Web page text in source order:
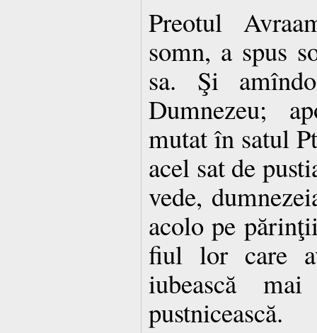
Preotul
somn, a spus
sa. Şi
Dumnezeu;
mutat în satul
acel sat de
vede,
acolo pe
fiul lor care
iubească
pustnicească.